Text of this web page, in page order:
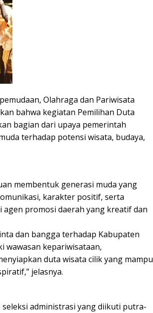
Olahraga dan Pariwisata
bahwa kegiatan Pemilihan Duta
bagian dari upaya pemerintah
terhadap potensi wisata, budaya,
membentuk generasi muda yang
karakter positif, serta
agen promosi daerah yang kreatif dan
dan bangga terhadap Kabupaten
wawasan kepariwisataan,
duta wisata cilik yang mampu
jelasnya.
administrasi yang diikuti putra-